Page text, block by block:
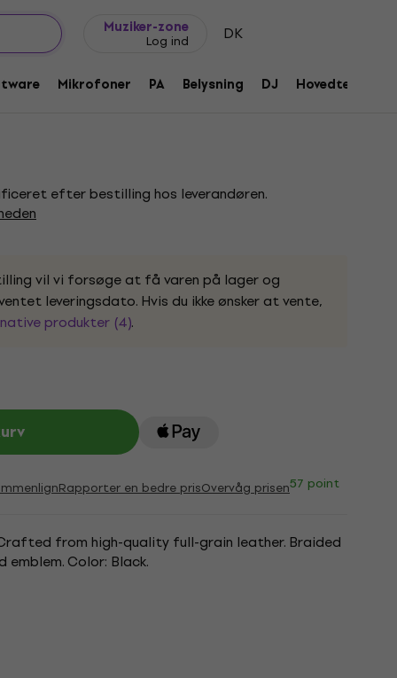
Muziker-zone
Log ind DK
Mikrofoner PA Belysning DJ Hovedtelefoner
efter bestilling hos leverandøren.
vil vi forsøge at få varen på lager og
leveringsdato. Hvis du ikke ønsker at vente,
produkter (4).
Rapporter en bedre prisOvervåg prisen57 point
from high-quality full-grain leather. Braided
Color: Black.